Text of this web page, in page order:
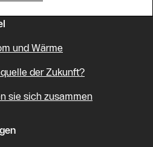
und Wärme
der Zukunft?
sie sich zusammen